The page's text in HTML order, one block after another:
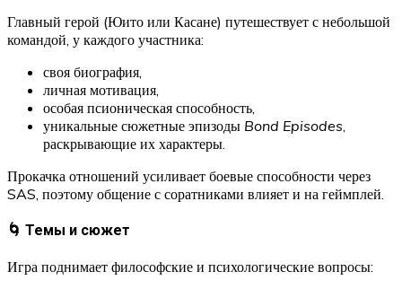
Главный герой (Юито или Касане) путешествует с небольшой
командой, у каждого участника:
своя биография,
личная мотивация,
особая псионическая способность,
уникальные сюжетные эпизоды Bond Episodes
раскрывающие их характеры.
Прокачка отношений усиливает боевые способности через
SAS, поэтому общение с соратниками влияет и на геймплей.
🌀 Темы и сюжет
Игра поднимает философские и психологические вопросы: